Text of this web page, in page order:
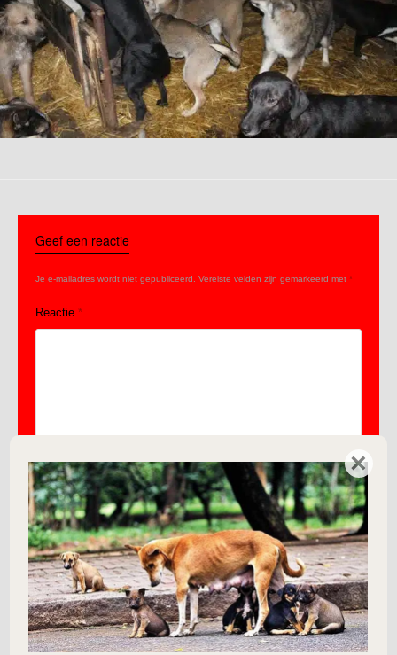
Geef een reactie
Je e-mailadres wordt niet gepubliceerd. Vereiste velden zijn gemarkeerd met *
Reactie *
Naam*
E-mail*
Site
×